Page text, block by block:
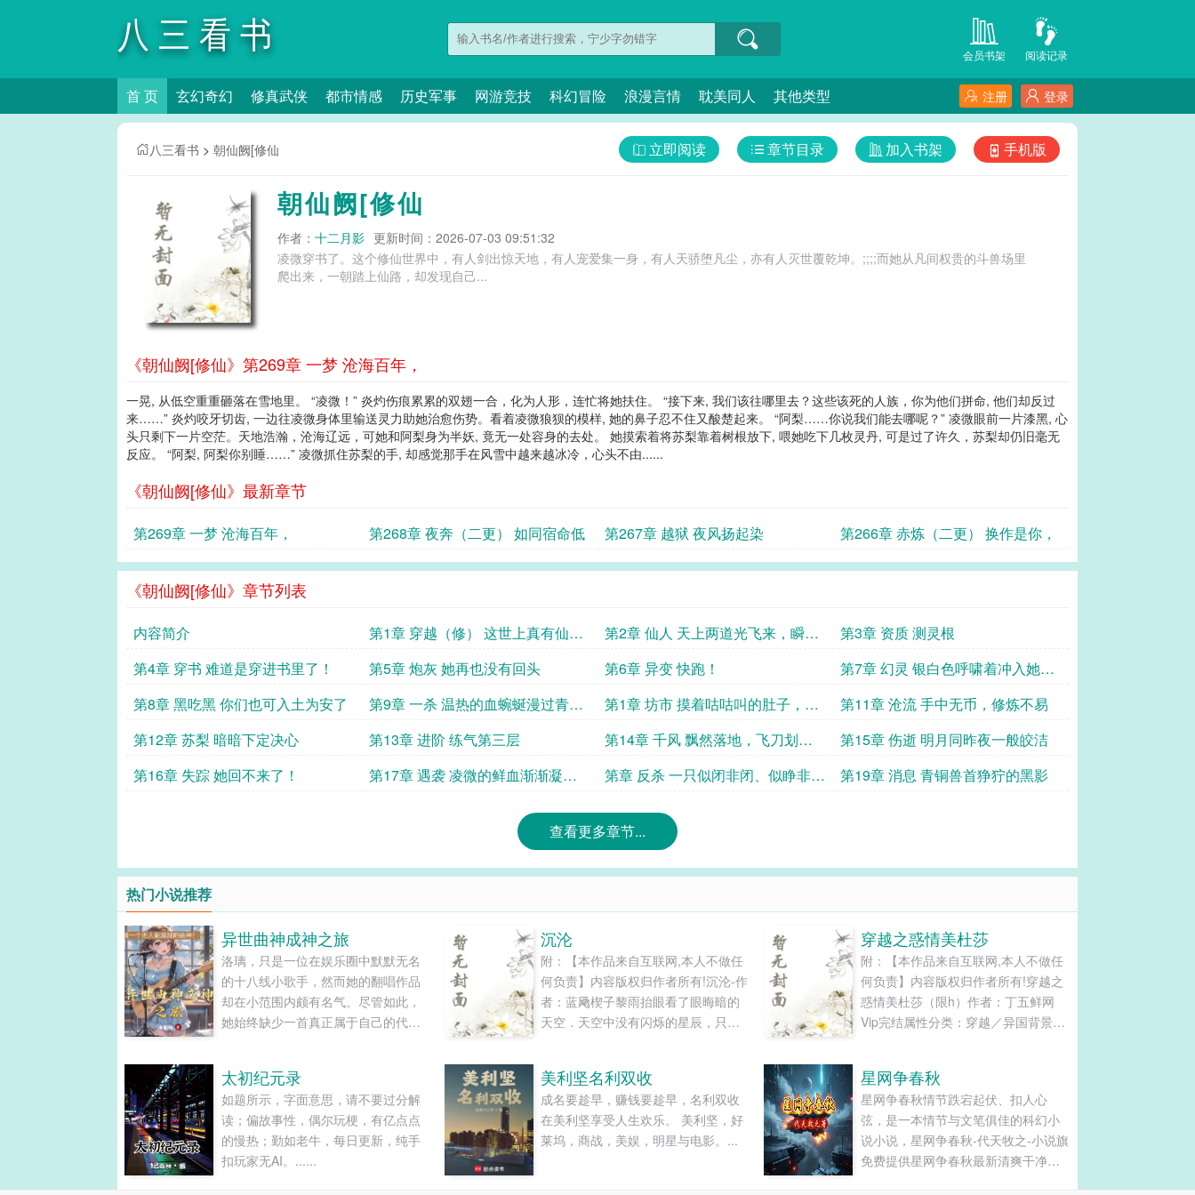
八三看书 阅读记录
会员书架
首 页 玄幻奇幻 修真武侠 都市情感 历史军事 网游竞技 科幻冒险 浪漫言情 耽美同人 其他类型 登录
注册
八三看书 > 朝仙阙[修仙 手机版
加入书架
章节目录
立即阅读
朝仙阙[修仙
作者： 十二月影 更新时间：2026-07-03 09:51:32
凌微穿书了。这个修仙世界中，有人剑出惊天地，有人宠爱集一身，有人天骄堕凡尘，亦有人灭世覆乾坤。;;;;而她从凡间权贵的斗兽场里
爬出来，一朝踏上仙路，却发现自己...
《朝仙阙[修仙》第269章 一梦 沧海百年，
一晃, 从低空重重砸落在雪地里。 “凌微！” 炎灼伤痕累累的双翅一合，化为人形，连忙将她扶住。 “接下来, 我们该往哪里去？这些该死的人族，你为他们拼命, 他们却反过
来……” 炎灼咬牙切齿, 一边往凌微身体里输送灵力助她治愈伤势。看着凌微狼狈的模样, 她的鼻子忍不住又酸楚起来。 “阿梨……你说我们能去哪呢？” 凌微眼前一片漆黑, 心
头只剩下一片空茫。天地浩瀚，沧海辽远，可她和阿梨身为半妖, 竟无一处容身的去处。 她摸索着将苏梨靠着树根放下, 喂她吃下几枚灵丹, 可是过了许久，苏梨却仍旧毫无
反应。 “阿梨, 阿梨你别睡……” 凌微抓住苏梨的手, 却感觉那手在风雪中越来越冰冷，心头不由......
《朝仙阙[修仙》最新章节
第269章 一梦 沧海百年， 第268章 夜奔（二更） 如同宿命低 第267章 越狱 夜风扬起染 第266章 赤炼（二更） 换作是你，
《朝仙阙[修仙》章节列表
内容简介
第1章 穿越（修） 这世上真有仙
人？
第2章 仙人 天上两道光飞来，瞬时
间就落到了
第3章 资质 测灵根
第4章 穿书 难道是穿进书里了！
第5章 炮灰 她再也没有回头 第6章 异变 快跑！
第7章 幻灵 银白色呼啸着冲入她的
灵台中
第8章 黑吃黑 你们也可入土为安了
第9章 一杀 温热的血蜿蜒漫过青石
砖
第1章 坊市 摸着咕咕叫的肚子，感
到有几分
第11章 沧流 手中无币，修炼不易
第12章 苏梨 暗暗下定决心
第13章 进阶 练气第三层
第14章 千风 飘然落地，飞刀划出
一道圆弧
第15章 伤逝 明月同昨夜一般皎洁
第16章 失踪 她回不来了！
第17章 遇袭 凌微的鲜血渐渐凝
第章 反杀 一只似闭非闭、似睁非睁
第19章 消息 青铜兽首狰狞的黑影
查看更多章节...
热门小说推荐
异世曲神成神之旅
洛璃，只是一位在娱乐圈中默默无名
的十八线小歌手，然而她的翻唱作品
却在小范围内颇有名气。尽管如此，
她始终缺少一首真正属于自己的代表
妙的穿越，让她仿佛握住了通往成功
的钥匙。前世无数的经典作品，如今
都成为了她手中的宝藏。她在心中暗
暗发誓：“曲神，我来了！”在......
沉沦
附：【本作品来自互联网,本人不做任
何负责】内容版权归作者所有!沉沦-作
者：蓝飏楔子黎雨抬眼看了眼晦暗的
天空．天空中没有闪烁的星辰，只有
浓的黑烟排向大气中，随之而来的还
有机器运作时发出的其特有的＂隆隆
＂声响．其中还夹杂着附近居民赌博
的勃彩声和醒酒令的...
穿越之惑情美杜莎
附：【本作品来自互联网,本人不做任
何负责】内容版权归作者所有!穿越之
惑情美杜莎（限h）作者：丁五鲜网
Vip完结属性分类：穿越／异国背景／
却做了三百年魔兽，你还会坚持自己
是人吗？穿越女独白：那个……我虽
然是魔兽，但世上没有什么法令规
定，人类一定是主人，魔兽一定是奴
隶，对吧...
太初纪元录
如题所示，字面意思，请不要过分解
读；偏故事性，偶尔玩梗，有亿点点
的慢热；勤如老牛，每日更新，纯手
扣玩家无AI。......
美利坚名利双收
成名要趁早，赚钱要趁早，名利双收
在美利坚享受人生欢乐。 美利坚，好
莱坞，商战，美娱，明星与电影。...
星网争春秋
星网争春秋情节跌宕起伏、扣人心
弦，是一本情节与文笔俱佳的科幻小
说小说，星网争春秋-代天牧之-小说旗
免费提供星网争春秋最新清爽干净的